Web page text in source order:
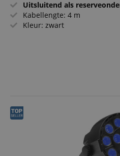
Uitsluitend als
Kabellengte: 4 m
Kleur: zwart